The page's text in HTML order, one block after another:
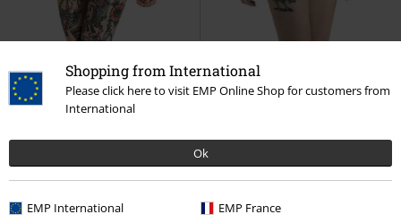
Shopping from International
Please click here to visit EMP Online Shop for customers from
International
Ok
EMP International EMP France
UVP 24,99 €
11,99 €
by EMP
Bikini-Oberteil
UVPab49,99 €
ab29,99 €
Premium by EMP
Badeanzug